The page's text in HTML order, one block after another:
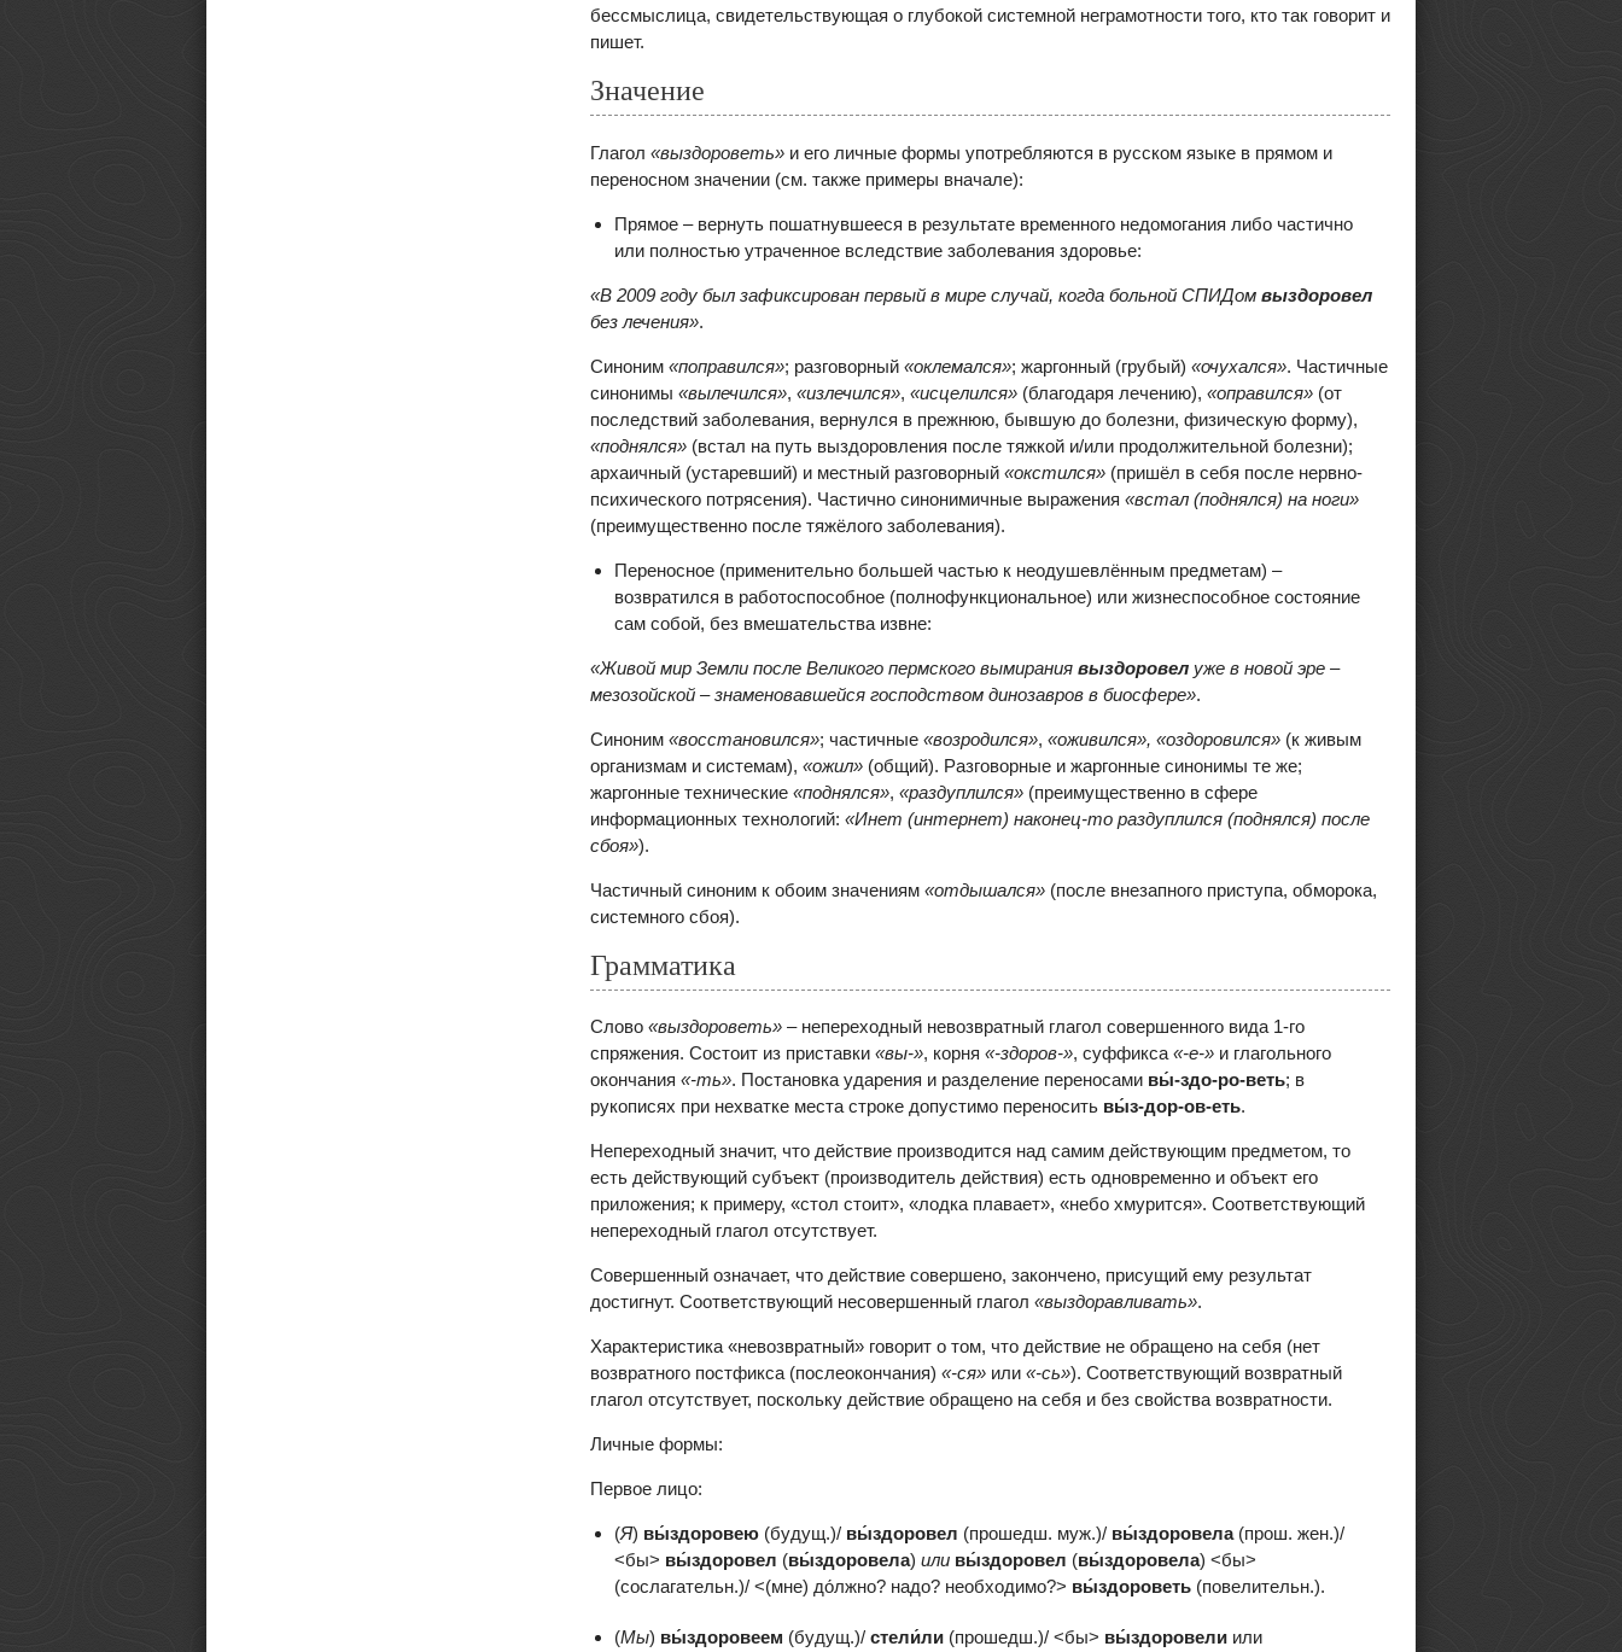
бессмыслица, свидетельствующая о глубокой системной неграмотности того, кто так говорит и
пишет.
Значение
Глагол «выздороветь» и его личные формы употребляются в русском языке в прямом и
переносном значении (см. также примеры вначале):
Прямое – вернуть пошатнувшееся в результате временного недомогания либо частично
или полностью утраченное вследствие заболевания здоровье:
«В 2009 году был зафиксирован первый в мире случай, когда больной СПИДом выздоровел
без лечения».
Синоним «поправился»; разговорный «оклемался»; жаргонный (грубый) «очухался». Частичные
синонимы «вылечился», «излечился», «исцелился» (благодаря лечению), «оправился» (от
последствий заболевания, вернулся в прежнюю, бывшую до болезни, физическую форму),
«поднялся» (встал на путь выздоровления после тяжкой и/или продолжительной болезни);
архаичный (устаревший) и местный разговорный «окстился» (пришёл в себя после нервно-
психического потрясения). Частично синонимичные выражения «встал (поднялся) на ноги»
(преимущественно после тяжёлого заболевания).
Переносное (применительно большей частью к неодушевлённым предметам) –
возвратился в работоспособное (полнофункциональное) или жизнеспособное состояние
сам собой, без вмешательства извне:
«Живой мир Земли после Великого пермского вымирания выздоровел уже в новой эре –
мезозойской – знаменовавшейся господством динозавров в биосфере».
Синоним «восстановился»; частичные «возродился», «оживился», «оздоровился» (к живым
организмам и системам), «ожил» (общий). Разговорные и жаргонные синонимы те же;
жаргонные технические «поднялся», «раздуплился» (преимущественно в сфере
информационных технологий: «Инет (интернет) наконец-то раздуплился (поднялся) после
сбоя»).
Частичный синоним к обоим значениям «отдышался» (после внезапного приступа, обморока,
системного сбоя).
Грамматика
Слово «выздороветь» – непереходный невозвратный глагол совершенного вида 1-го
спряжения. Состоит из приставки «вы-», корня «-здоров-», суффикса«-е-» и глагольного
окончания «-ть». Постановка ударения и разделение переносами вы́-здо-ро-веть; в
рукописях при нехватке места строке допустимо переносить вы́з-дор-ов-еть.
Непереходный значит, что действие производится над самим действующим предметом, то
есть действующий субъект (производитель действия) есть одновременно и объект его
приложения; к примеру, «стол стоит», «лодка плавает», «небо хмурится». Соответствующий
непереходный глагол отсутствует.
Совершенный означает, что действие совершено, закончено, присущий ему результат
достигнут. Соответствующий несовершенный глагол «выздоравливать».
Характеристика «невозвратный» говорит о том, что действие не обращено на себя (нет
возвратного постфикса (послеокончания) «-ся» или «-сь»). Соответствующий возвратный
глагол отсутствует, поскольку действие обращено на себя и без свойства возвратности.
Личные формы:
Первое лицо:
(Я) вы́здоровею (будущ.)/ вы́здоровел (прошедш. муж.)/ вы́здоровела(прош. жен.)/
<бы> вы́здоровел (вы́здоровела) или вы́здоровел (вы́здоровела) <бы>
(сослагательн.)/ <(мне) до́лжно? надо? необходимо?> вы́здороветь (повелительн.).
(Мы) вы́здоровеем (будущ.)/ стели́ли (прошедш.)/ <бы> вы́здоровели или